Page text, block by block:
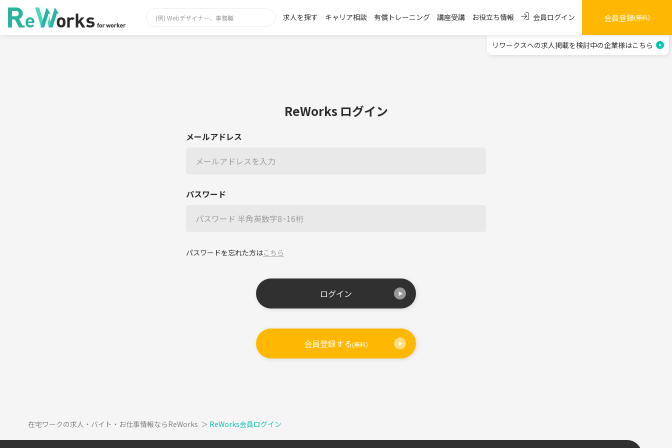
求人を探す キャリア相談 有償トレーニング 講座受講 お役立ち情報 会員ログイン 会員登録(無料)
リワークスへの求人掲載を検討中の企業様はこちら
ReWorks ログイン
メールアドレス
パスワード
パスワードを忘れた方はこちら
ログイン
会員登録する(無料)
在宅ワークの求人・バイト・お仕事情報ならReWorks ＞ ReWorks会員ログイン